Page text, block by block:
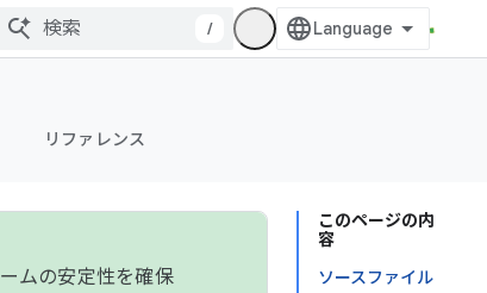
/
リファレンス
このページの内
容
ソースファイル
ムの安定性を確保